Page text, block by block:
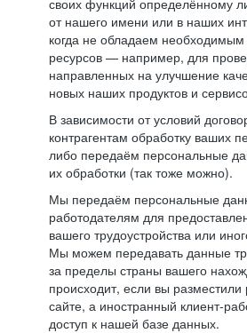
своих функций определённому
от нашего имени или в наших
когда не обладаем
ресурсов — например, для
направленных на улучшение
новых наших продуктов и
В зависимости от условий
контрагентам обработку ваших
либо передаём персональные
их обработки (так тоже можно).
Мы передаём персональные
работодателям для
вашего трудоустройства или
Мы можем передавать данные
за пределы страны вашего
происходит, если вы
сайте, а иностранный клиент-
доступ к нашей базе данных.